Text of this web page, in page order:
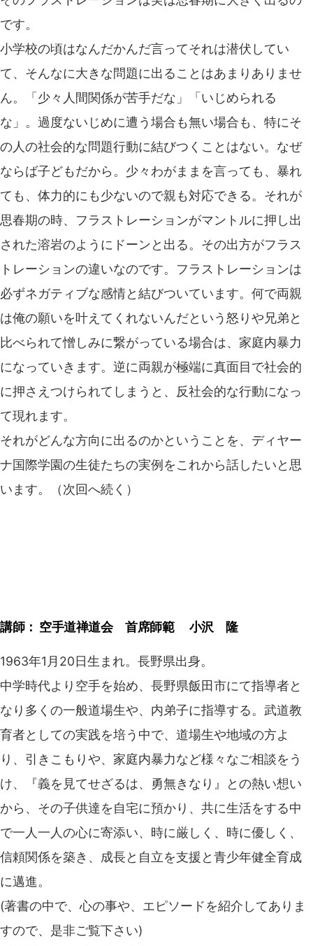
です。
小学校の頃はなんだかんだ言ってそれは潜伏してい
て、そんなに大きな問題に出ることはあまりありませ
ん。「少々人間関係が苦手だな」「いじめられる
な」。過度ないじめに遭う場合も無い場合も、特にそ
の人の社会的な問題行動に結びつくことはない。なぜ
ならば子どもだから。少々わがままを言っても、暴れ
ても、体力的にも少ないので親も対応できる。それが
思春期の時、フラストレーションがマントルに押し出
された溶岩のようにドーンと出る。その出方がフラス
トレーションの違いなのです。フラストレーションは
必ずネガティブな感情と結びついています。何で両親
は俺の願いを叶えてくれないんだという怒りや兄弟と
比べられて憎しみに繋がっている場合は、家庭内暴力
になっていきます。逆に両親が極端に真面目で社会的
に押さえつけられてしまうと、反社会的な行動になっ
て現れます。
それがどんな方向に出るのかということを、ディヤー
ナ国際学園の生徒たちの実例をこれから話したいと思
います。（次回へ続く）
講師： 空手道禅道会 首席師範 小沢 隆
1963年1月20日生まれ。長野県出身。
中学時代より空手を始め、長野県飯田市にて指導者と
なり多くの一般道場生や、内弟子に指導する。武道教
育者としての実践を培う中で、道場生や地域の方よ
り、引きこもりや、家庭内暴力など様々なご相談をう
け、『義を見てせざるは、勇無きなり』との熱い想い
から、その子供達を自宅に預かり、共に生活をする中
で一人一人の心に寄添い、時に厳しく、時に優しく、
信頼関係を築き、成長と自立を支援と青少年健全育成
に邁進。
(著書の中で、心の事や、エピソードを紹介してありま
すので、是非ご覧下さい)